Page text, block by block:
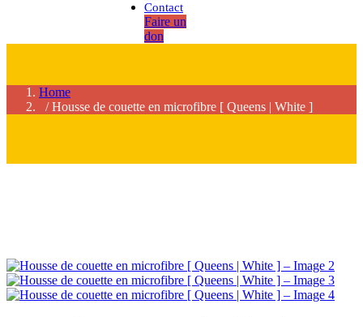
Contact
Faire un
don
Home
/ Housse de couette en microfibre [ Queens | White ]